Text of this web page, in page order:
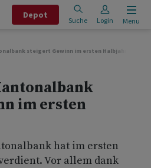
Depot
Suche Login Menu
steigert Gewinn im ersten Halbjahr
im ersten
hat im ersten
Vor allem dank